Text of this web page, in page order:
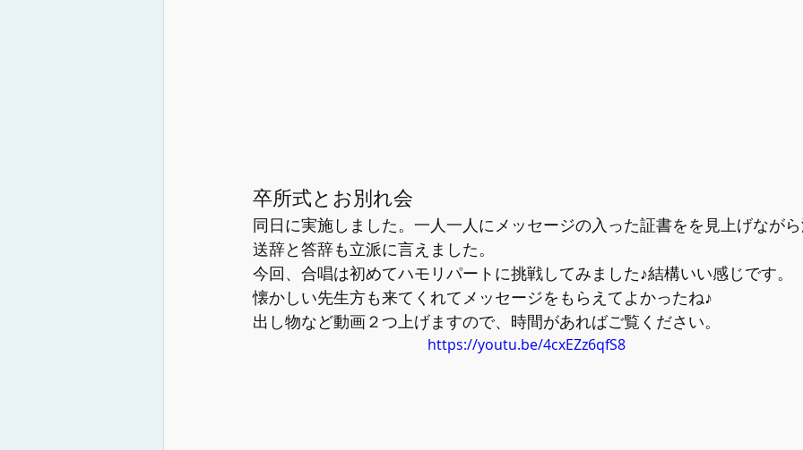
卒所式とお別れ会
同日に実施しました。一人一人にメッセージの入った証書をを見上げなが
送辞と答辞も立派に言えました。
今回、合唱は初めてハモリパートに挑戦してみました♪結構いい感じです。
懐かしい先生方も来てくれてメッセージをもらえてよかったね♪
出し物など動画２つ上げますので、時間があればご覧ください。
https://youtu.be/4cxEZz6qfS8